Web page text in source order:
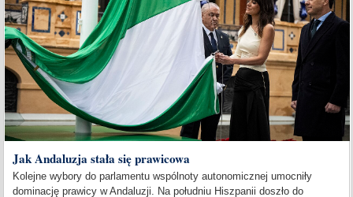
Jak Andaluzja stała się prawicowa
Kolejne wybory do parlamentu wspólnoty autonomicznej umocniły
dominację prawicy w Andaluzji. Na południu Hiszpanii doszło do